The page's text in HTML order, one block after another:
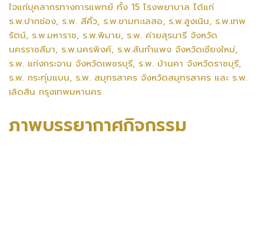
ใจแก่บุคลากรทางการแพทย์ ทั้ง 15 โรงพยาบาล ได้แก่
ร.พ.ปากช่อง, ร.พ. สีคิ้ว, ร.พ.ขามทะเลสอ, ร.พ.สูงเนิน, ร.พ.เทพ
รัตน์, ร.พ.มหาราช, ร.พ.พิมาย, ร.พ. ค่ายสุรนารี จังหวัด
นครราชสีมา, ร.พ.นครพิงค์, ร.พ.สันกำแพง จังหวัดเชียงใหม่,
ร.พ. แก่งกระจาน จังหวัดเพชรบุรี, ร.พ. บ้านคา จังหวัดราชบุรี,
ร.พ. กระทุ่มแบน, ร.พ. สมุทรสาคร จังหวัดสมุทรสาคร และ ร.พ.
เลิดสิน กรุงเทพมหานคร
ภาพบรรยากาศกิจกรรม